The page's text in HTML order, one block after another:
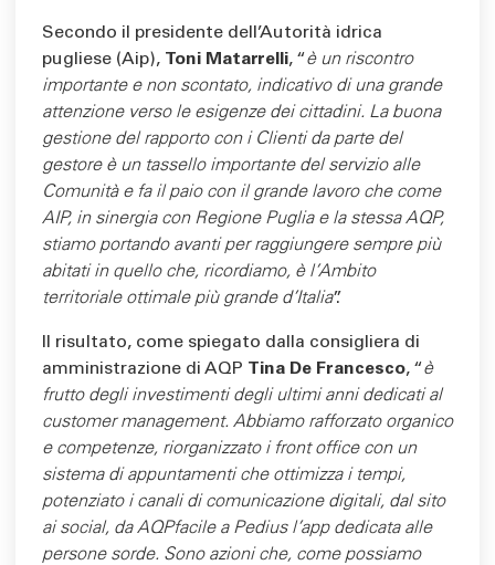
Secondo il presidente dell’Autorità idrica
pugliese (Aip), Toni Matarrelli, “ è un riscontro
importante e non scontato, indicativo di una grande
attenzione verso le esigenze dei cittadini. La buona
gestione del rapporto con i Clienti da parte del
gestore è un tassello importante del servizio alle
Comunità e fa il paio con il grande lavoro che come
AIP, in sinergia con Regione Puglia e la stessa AQP,
stiamo portando avanti per raggiungere sempre più
abitati in quello che, ricordiamo, è l’Ambito
territoriale ottimale più grande d’Italia”.
Il risultato, come spiegato dalla consigliera di
amministrazione di AQP Tina De Francesco, “ è
frutto degli investimenti degli ultimi anni dedicati al
customer management. Abbiamo rafforzato organico
e competenze, riorganizzato i front office con un
sistema di appuntamenti che ottimizza i tempi,
potenziato i canali di comunicazione digitali, dal sito
ai social, da AQPfacile a Pedius l’app dedicata alle
persone sorde. Sono azioni che, come possiamo